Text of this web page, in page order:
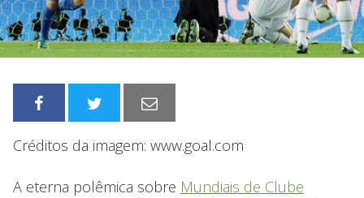
Créditos da imagem: www.goal.com
A eterna polêmica sobre Mundiais de Clube